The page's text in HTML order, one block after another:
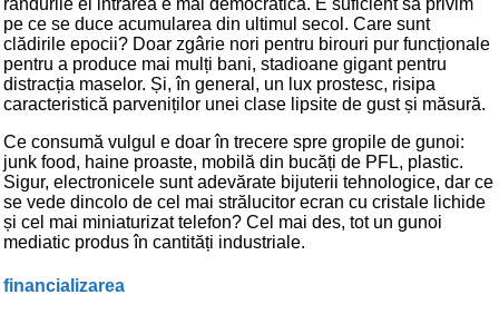
pe ce se duce acumularea din ultimul secol. Care sunt
clădirile epocii? Doar zgârie nori pentru birouri pur funcționale
pentru a produce mai mulți bani, stadioane gigant pentru
distracția maselor. Și, în general, un lux prostesc, risipa
caracteristică parveniților unei clase lipsite de gust și măsură.
Ce consumă vulgul e doar în trecere spre gropile de gunoi:
junk food, haine proaste, mobilă din bucăți de PFL, plastic.
Sigur, electronicele sunt adevărate bijuterii tehnologice, dar ce
se vede dincolo de cel mai strălucitor ecran cu cristale lichide
și cel mai miniaturizat telefon? Cel mai des, tot un gunoi
mediatic produs în cantități industriale.
financializarea